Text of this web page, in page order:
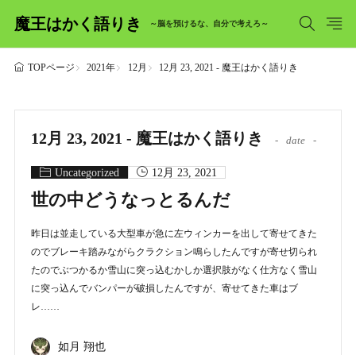
魔王はかく語りき ～脳を預けるな、自分で考えろ～
TOPページ 2021年 12月 12月 23, 2021 - 魔王はかく語りき
12月 23, 2021 - 魔王はかく語りき date
Uncategorized 12月 23, 2021
世の中どうなっとるんだ
昨日は並走している大型車が急に左ウィンカーを出して寄せてきた
のでブレーキ踏みながらクラクション鳴らしたんですが寄せ切られ
たのでぶつかるか雪山に突っ込むかしか選択肢がなく仕方なく雪山
に突っ込んでバンパーが破損したんですが、寄せてきた車はブ
レ……
如月 翔也